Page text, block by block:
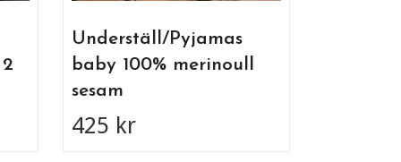
Underställ/Pyjamas
baby 100% merinoull
sesam
425 kr